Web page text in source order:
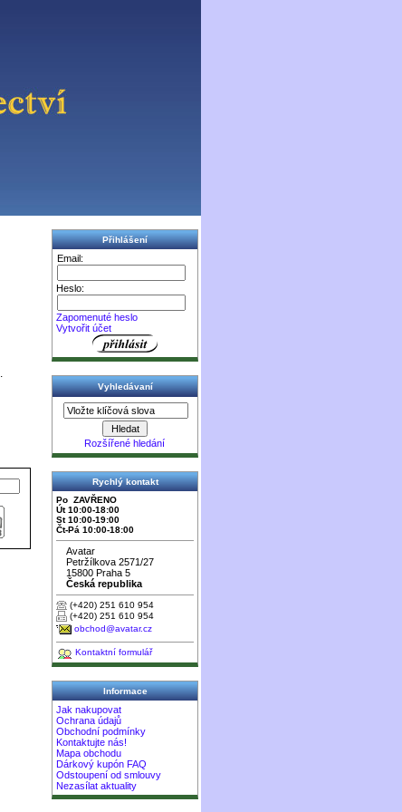
Přihlášení
Email:
Heslo:
Zapomenuté heslo
Vytvořit účet
Vyhledávaní
Rozšířené hledání
Rychlý kontakt
Po ZAVŘENO
Út 10:00-18:00
St 10:00-19:00
Čt-Pá 10:00-18:00
Avatar
Petržílkova 2571/27
15800 Praha 5
Česká republika
(+420) 251 610 954
(+420) 251 610 954
obchod@avatar.cz
Kontaktní formulář
Informace
Jak nakupovat
Ochrana údajů
Obchodní podmínky
Kontaktujte nás!
Mapa obchodu
Dárkový kupón FAQ
Odstoupení od smlouvy
Nezasílat aktuality